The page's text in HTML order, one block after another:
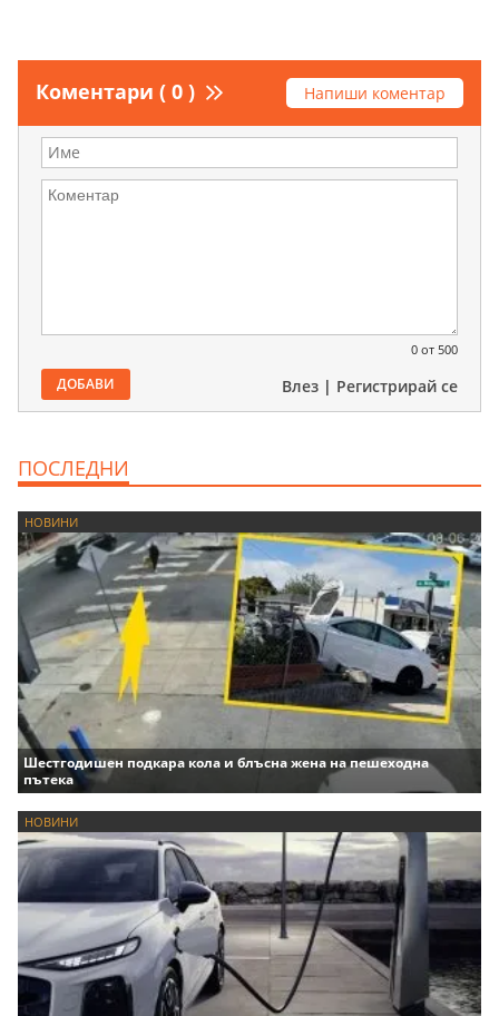
Коментари ( 0 ) Напиши коментар
0 от 500
ДОБАВИ Влез | Регистрирай се
ПОСЛЕДНИ
НОВИНИ
Шестгодишен подкара кола и блъсна жена на пешеходна
пътека
НОВИНИ